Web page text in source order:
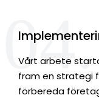
04.
Vårt arbete
fram en strategi
förbereda